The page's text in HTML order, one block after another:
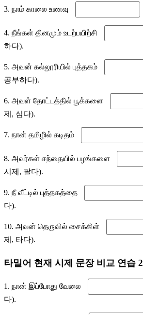
3. நாம் காலை உணவு
4. நீங்கள் தினமும் உடற்பயிற்சி
하다).
5. அவன் கல்லூரியில் புத்தகம்
공부하다).
6. அவள் தோட்டத்தில் பூக்களை
제, 심다).
7. நான் தமிழில் கடிதம்
8. அவர்கள் சந்தையில் பழங்களை
시제, 팔다).
9. நீ வீட்டில் புத்தகத்தை
다).
10. அவன் தெருவில் சைக்கிள்
제, 타다).
타밀어 현재 시제 문장 비교 연습 2
1. நான் இப்போது வேலை
다).